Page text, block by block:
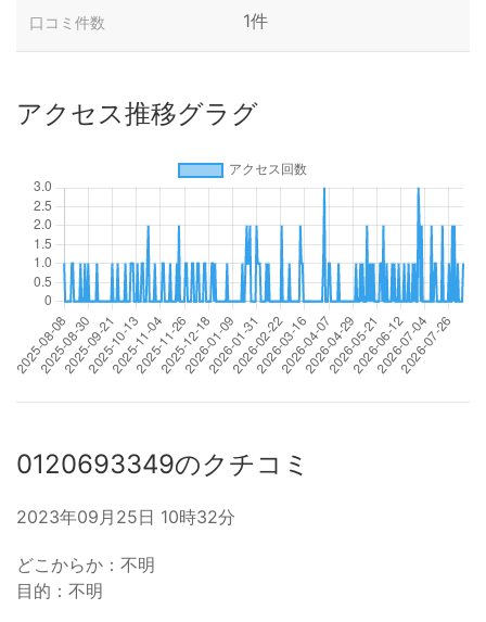
口コミ件数 1件
アクセス推移グラグ
0120693349のクチコミ
2023年09月25日 10時32分
どこからか：不明
目的：不明